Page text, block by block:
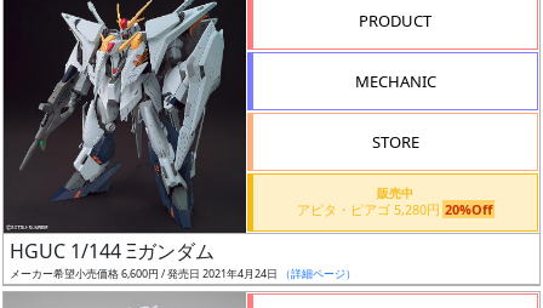
再
PRODUCT
MECHANIC
STORE
販売中
アピタ・ピアゴ 5,280円 20%Off
HGUC 1/144 Ξガンダム
メーカー希望小売価格 6,600円 / 発売日 2021年4月24日 （詳細ページ）